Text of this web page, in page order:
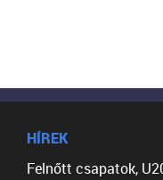
HÍREK
Felnőtt csapatok,